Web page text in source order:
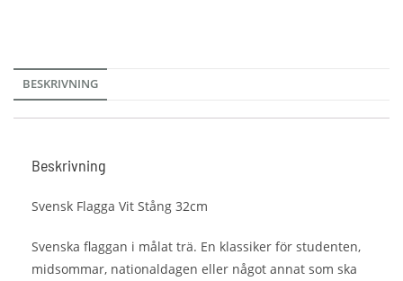
BESKRIVNING
Beskrivning
Svensk Flagga Vit Stång 32cm
Svenska flaggan i målat trä. En klassiker för studenten,
midsommar, nationaldagen eller något annat som ska